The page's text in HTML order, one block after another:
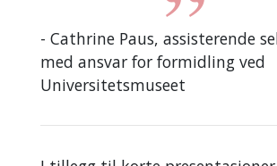
- Cathrine Paus, assisterende
med ansvar for formidling ved
Universitetsmuseet